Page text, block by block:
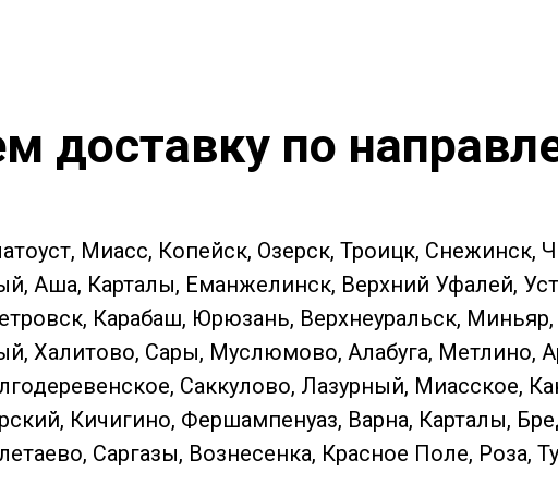
доставку по
Миасс, Копейск, Озерск, Троицк, Снежинск,
Аша, Карталы, Еманжелинск, Верхний Уфалей,
Карабаш, Юрюзань, Верхнеуральск,
Халитово, Сары, Муслюмово, Алабуга, Метлино,
Саккулово, Лазурный, Миасское,
Кичигино, Фершампенуаз, Варна, Карталы,
Саргазы, Вознесенка, Красное Поле, Роза,